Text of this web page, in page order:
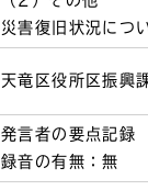
災害復旧状況につ
天竜区役所区振興
発言者の要点記録
録音の有無：無